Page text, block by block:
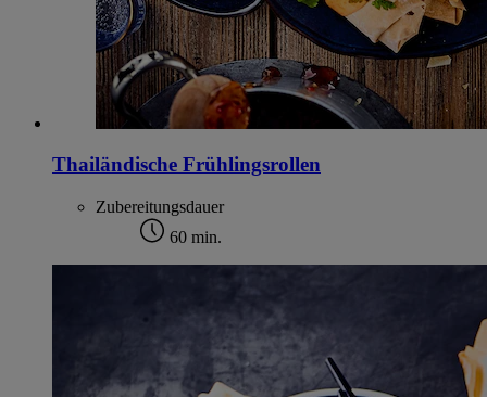
Thailändische Frühlingsrollen
Zubereitungsdauer
60 min.